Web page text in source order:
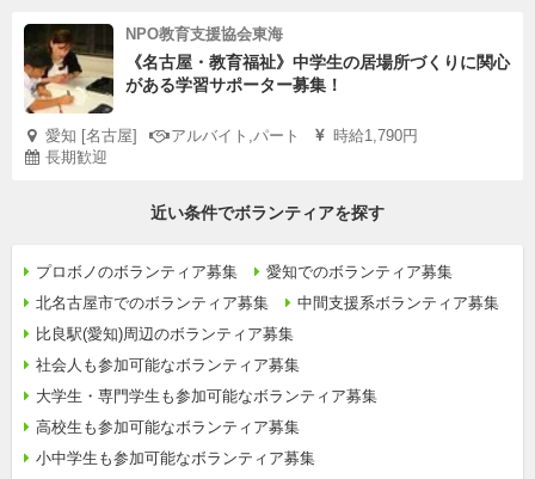
NPO教育支援協会東海
《名古屋・教育福祉》中学生の居場所づくりに関心
がある学習サポーター募集！
愛知 [名古屋] アルバイト,パート
時給1,790円
長期歓迎
近い条件でボランティアを探す
プロボノのボランティア募集
愛知でのボランティア募集
北名古屋市でのボランティア募集
中間支援系ボランティア募集
比良駅(愛知)周辺のボランティア募集
社会人も参加可能なボランティア募集
大学生・専門学生も参加可能なボランティア募集
高校生も参加可能なボランティア募集
小中学生も参加可能なボランティア募集